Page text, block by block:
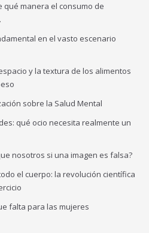
qué manera el consumo de
en el vasto escenario
y la textura de los alimentos
sobre la Salud Mental
qué ocio necesita realmente un
nosotros si una imagen es falsa?
el cuerpo: la revolución científica
falta para las mujeres